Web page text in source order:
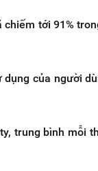
tới 91%
của người
trung bình mỗi